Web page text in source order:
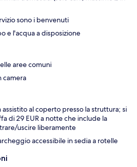
sono i benvenuti
e l'acqua a disposizione
aree comuni
camera
al coperto presso la struttura; si
di 29 EUR a notte che include la
uscire liberamente
accessibile in sedia a rotelle